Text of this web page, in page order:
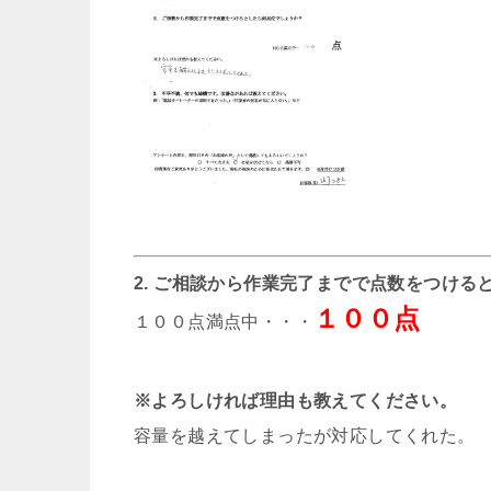
2. ご相談から作業完了までで点数をつける
１００点満点中・・・ １００点
※よろしければ理由も教えてください。
容量を越えてしまったが対応してくれた。